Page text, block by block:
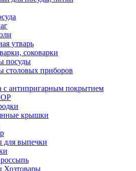
утварь
соковарки
посуды
столовых приборов
с антипригарным покрытием
крышки
выпечки
Хозтовары